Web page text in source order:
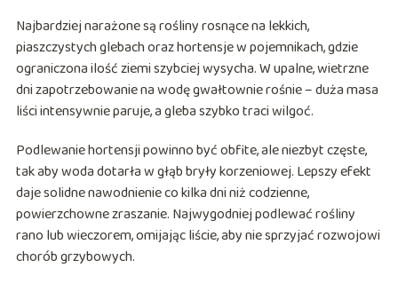
Najbardziej narażone są rośliny rosnące na lekkich,
piaszczystych glebach oraz hortensje w pojemnikach, gdzie
ograniczona ilość ziemi szybciej wysycha. W upalne, wietrzne
dni zapotrzebowanie na wodę gwałtownie rośnie – duża masa
liści intensywnie paruje, a gleba szybko traci wilgoć.
Podlewanie hortensji powinno być obfite, ale niezbyt częste,
tak aby woda dotarła w głąb bryły korzeniowej. Lepszy efekt
daje solidne nawodnienie co kilka dni niż codzienne,
powierzchowne zraszanie. Najwygodniej podlewać rośliny
rano lub wieczorem, omijając liście, aby nie sprzyjać rozwojowi
chorób grzybowych.